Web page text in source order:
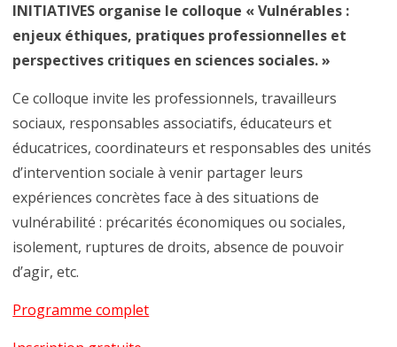
INITIATIVES organise le colloque « Vulnérables :
enjeux éthiques, pratiques professionnelles et
perspectives critiques en sciences sociales. »
Ce colloque invite les professionnels, travailleurs
sociaux, responsables associatifs, éducateurs et
éducatrices, coordinateurs et responsables des unités
d’intervention sociale à venir partager leurs
expériences concrètes face à des situations de
vulnérabilité : précarités économiques ou sociales,
isolement, ruptures de droits, absence de pouvoir
d’agir, etc.
Programme complet